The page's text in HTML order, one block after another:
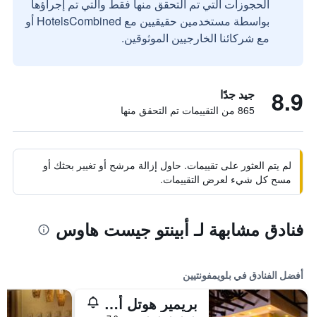
الحجوزات التي تم التحقق منها فقط والتي تم إجراؤها
بواسطة مستخدمين حقيقيين مع HotelsCombined أو
مع شركائنا الخارجيين الموثوقين.
8.9 جيد جدًا
865 من التقييمات تم التحقق منها
لم يتم العثور على تقييمات. حاول إزالة مرشح أو تغيير بحثك أو
مسح كل شيء لعرض التقييمات.
فنادق مشابهة لـ أبينتو جيست هاوس
أفضل الفنادق في بلويمفونتيين
بريمير هوتل أنتا بوجا